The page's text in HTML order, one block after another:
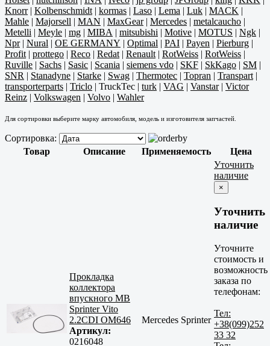
Knorr| Kolbenschmidt | kormas | Laso | Lema | Luk | MACK |
Mahle | Majorsell | MAN | MaxGear| Mercedes | metalcaucho |
Metelli | Meyle | mg | MIBA | mitsubishi | Motive | MOTUS | Ngk |
Npr| Nural | OE GERMANY | Optimal | PAI | Payen | Pierburg |
Profit | prottego | Reco | Redat | Renault | RotWeiss | RotWeiss |
Ruville | Sachs | Sasic | Scania | siemens vdo | SKF | SkKago | SM |
SNR | Stanadyne | Starke | Swag | Thermotec | Topran | Transpart |
transporterparts | Triclo | TruckTec | turk | VAG | Vanstar| Victor
Reinz | Volkswagen | Volvo | Wahler
Для сортировки выберите марку автомобиля, модель и изготовителя запчастей.
Сортировка:
Товар
Описание Применяемость Цена
Прокладка
коллектора
впускного MB
Sprinter Vito
2.2CDI OM646
Артикул:
0216048
Mercedes Sprinter
Уточнить
наличие
×
Уточнить
наличие
Уточните
стоимость и
возможность
заказа по
телефонам:
Тел:
+38(099)252
33 32